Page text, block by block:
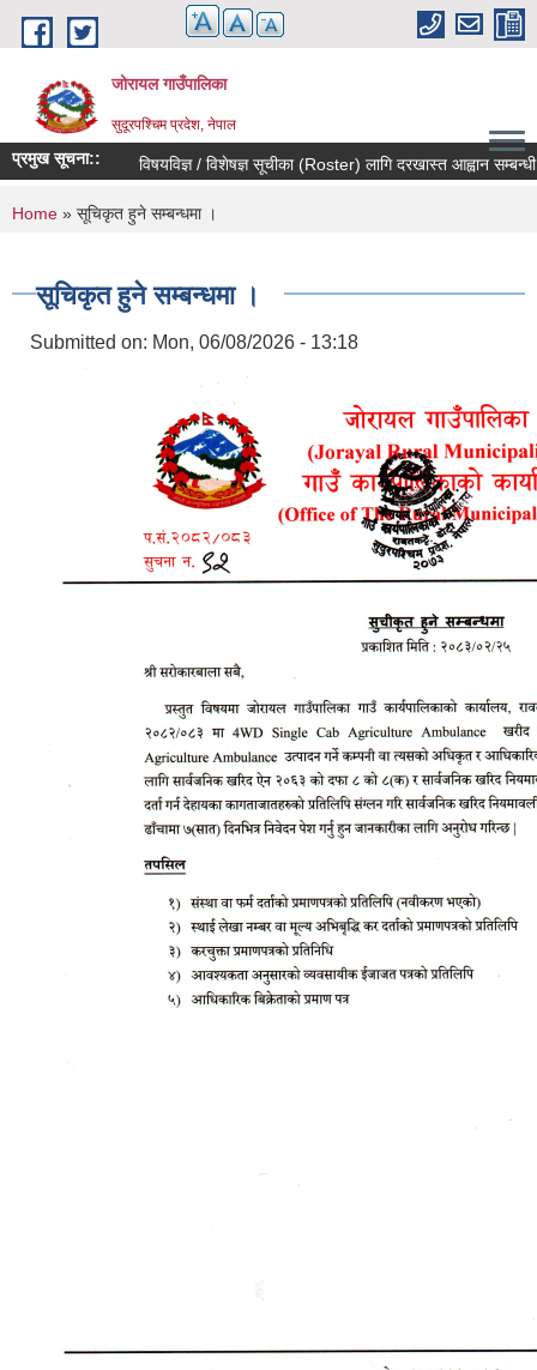
Skip to main content
जोरायल गाउँपालिका
सुदूरपश्चिम प्रदेश, नेपाल
प्रमुख सूचना:: विषयविज्ञ / विशेषज्ञ सूचीका (Roster) लागि दरखास्त आह्वान सम्बन्धी
You are here
Home » सूचिकृत हुने सम्बन्धमा ।
सूचिकृत हुने सम्बन्धमा ।
Submitted on: Mon, 06/08/2026 - 13:18